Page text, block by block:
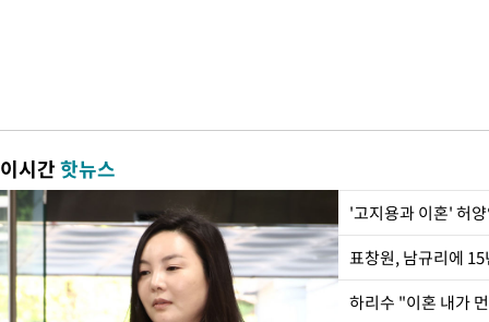
이시간핫뉴스
'고지용과 이혼' 허
하리수 "이혼 내가